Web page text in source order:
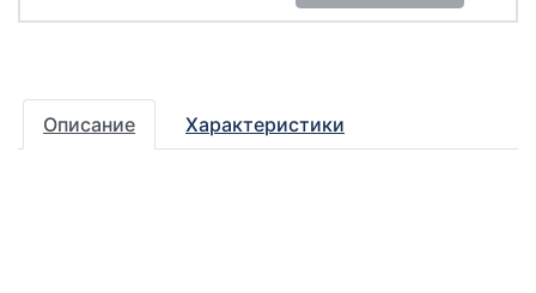
Описание Характеристики